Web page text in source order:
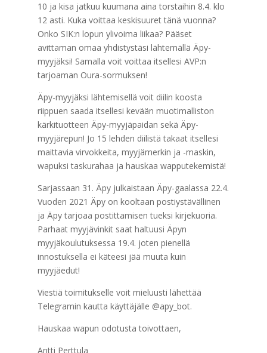
10 ja kisa jatkuu kuumana aina torstaihin 8.4. klo
12 asti. Kuka voittaa keskisuuret tänä vuonna?
Onko SIK:n lopun ylivoima liikaa? Pääset
avittaman omaa yhdistystäsi lähtemällä Äpy-
myyjäksi! Samalla voit voittaa itsellesi AVP:n
tarjoaman Oura-sormuksen!
Äpy-myyjäksi lähtemisellä voit diilin koosta
riippuen saada itsellesi kevään muotimalliston
kärkituotteen Äpy-myyjäpaidan sekä Äpy-
myyjärepun! Jo 15 lehden diilistä takaat itsellesi
maittavia virvokkeita, myyjämerkin ja -maskin,
wapuksi taskurahaa ja hauskaa wapputekemistä!
Sarjassaan 31. Äpy julkaistaan Äpy-gaalassa 22.4.
Vuoden 2021 Äpy on kooltaan postiystävällinen
ja Äpy tarjoaa postittamisen tueksi kirjekuoria.
Parhaat myyjävinkit saat haltuusi Äpyn
myyjäkoulutuksessa 19.4. joten pienellä
innostuksella ei käteesi jää muuta kuin
myyjäedut!
Viestiä toimitukselle voit mieluusti lähettää
Telegramin kautta käyttäjälle @apy_bot.
Hauskaa wapun odotusta toivottaen,
Antti Perttula